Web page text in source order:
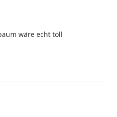
wäre echt toll